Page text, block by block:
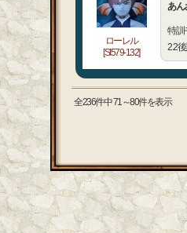
ローレル
[SI579-132]
あん
特訓
2.2
全236件中 71～80件を表示